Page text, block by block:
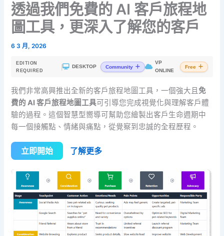
透過我們免費的 AI 客戶旅程地
圖工具，更深入了解您的客戶
6 3 月, 2026
EDITION
REQUIRED
| DESKTOP Community
VP
ONLINE
Free
我們非常高興推出全新的客戶旅程地圖工具，一個強大且免
費的 AI 客戶旅程地圖工具可引導您完成視覺化與理解客戶體
驗的過程。這個智慧型嚮導可幫助您繪製出客戶生命週期中
每一個接觸點、情緒與痛點，從覺察到忠誠的全程歷程。
立即開始 了解更多